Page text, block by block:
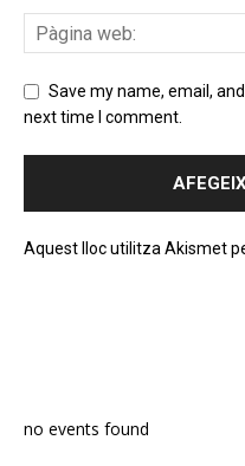
Save my name, email,
next time I comment.
Aquest lloc utilitza Akismet
no events found